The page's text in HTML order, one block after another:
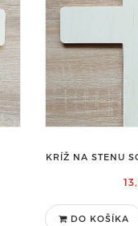
KRÍŽ NA STENU
DO KOŠÍKA